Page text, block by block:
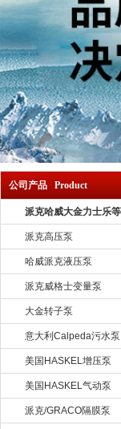
公司产品 Product
派克哈威大金力士乐
派克高压泵
哈威派克液压泵
派克威格士变量泵
大金转子泵
意大利Calpeda污水泵
美国HASKEL增压泵
美国HASKEL气动泵
派克/GRACO隔膜泵